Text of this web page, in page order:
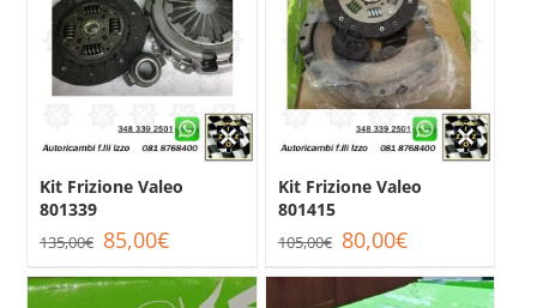
Kit Frizione Valeo
801339
135,00€ Il
prezzo
originale
era:
85,00€Il
prezzo
attuale
è:
Kit Frizione Valeo
801415
105,00€ Il
prezzo
originale
era:
80,00€Il
prezzo
attuale
è: